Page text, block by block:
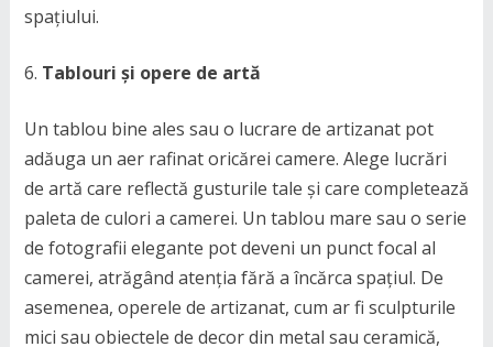
spațiului.
Tablouri și opere de artă
Un tablou bine ales sau o lucrare de artizanat pot
adăuga un aer rafinat oricărei camere. Alege lucrări
de artă care reflectă gusturile tale și care completează
paleta de culori a camerei. Un tablou mare sau o serie
de fotografii elegante pot deveni un punct focal al
camerei, atrăgând atenția fără a încărca spațiul. De
asemenea, operele de artizanat, cum ar fi sculpturile
mici sau obiectele de decor din metal sau ceramică,